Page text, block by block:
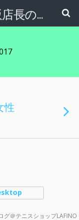
テニスショップ通販店長のブログ＠テニスショップLAFINO 西山克久
性
＠テニスショップLAFINO